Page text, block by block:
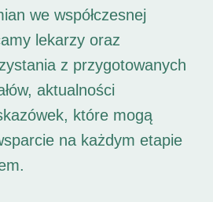
we współczesnej
lekarzy oraz
z przygotowanych
aktualności
które mogą
na każdym etapie